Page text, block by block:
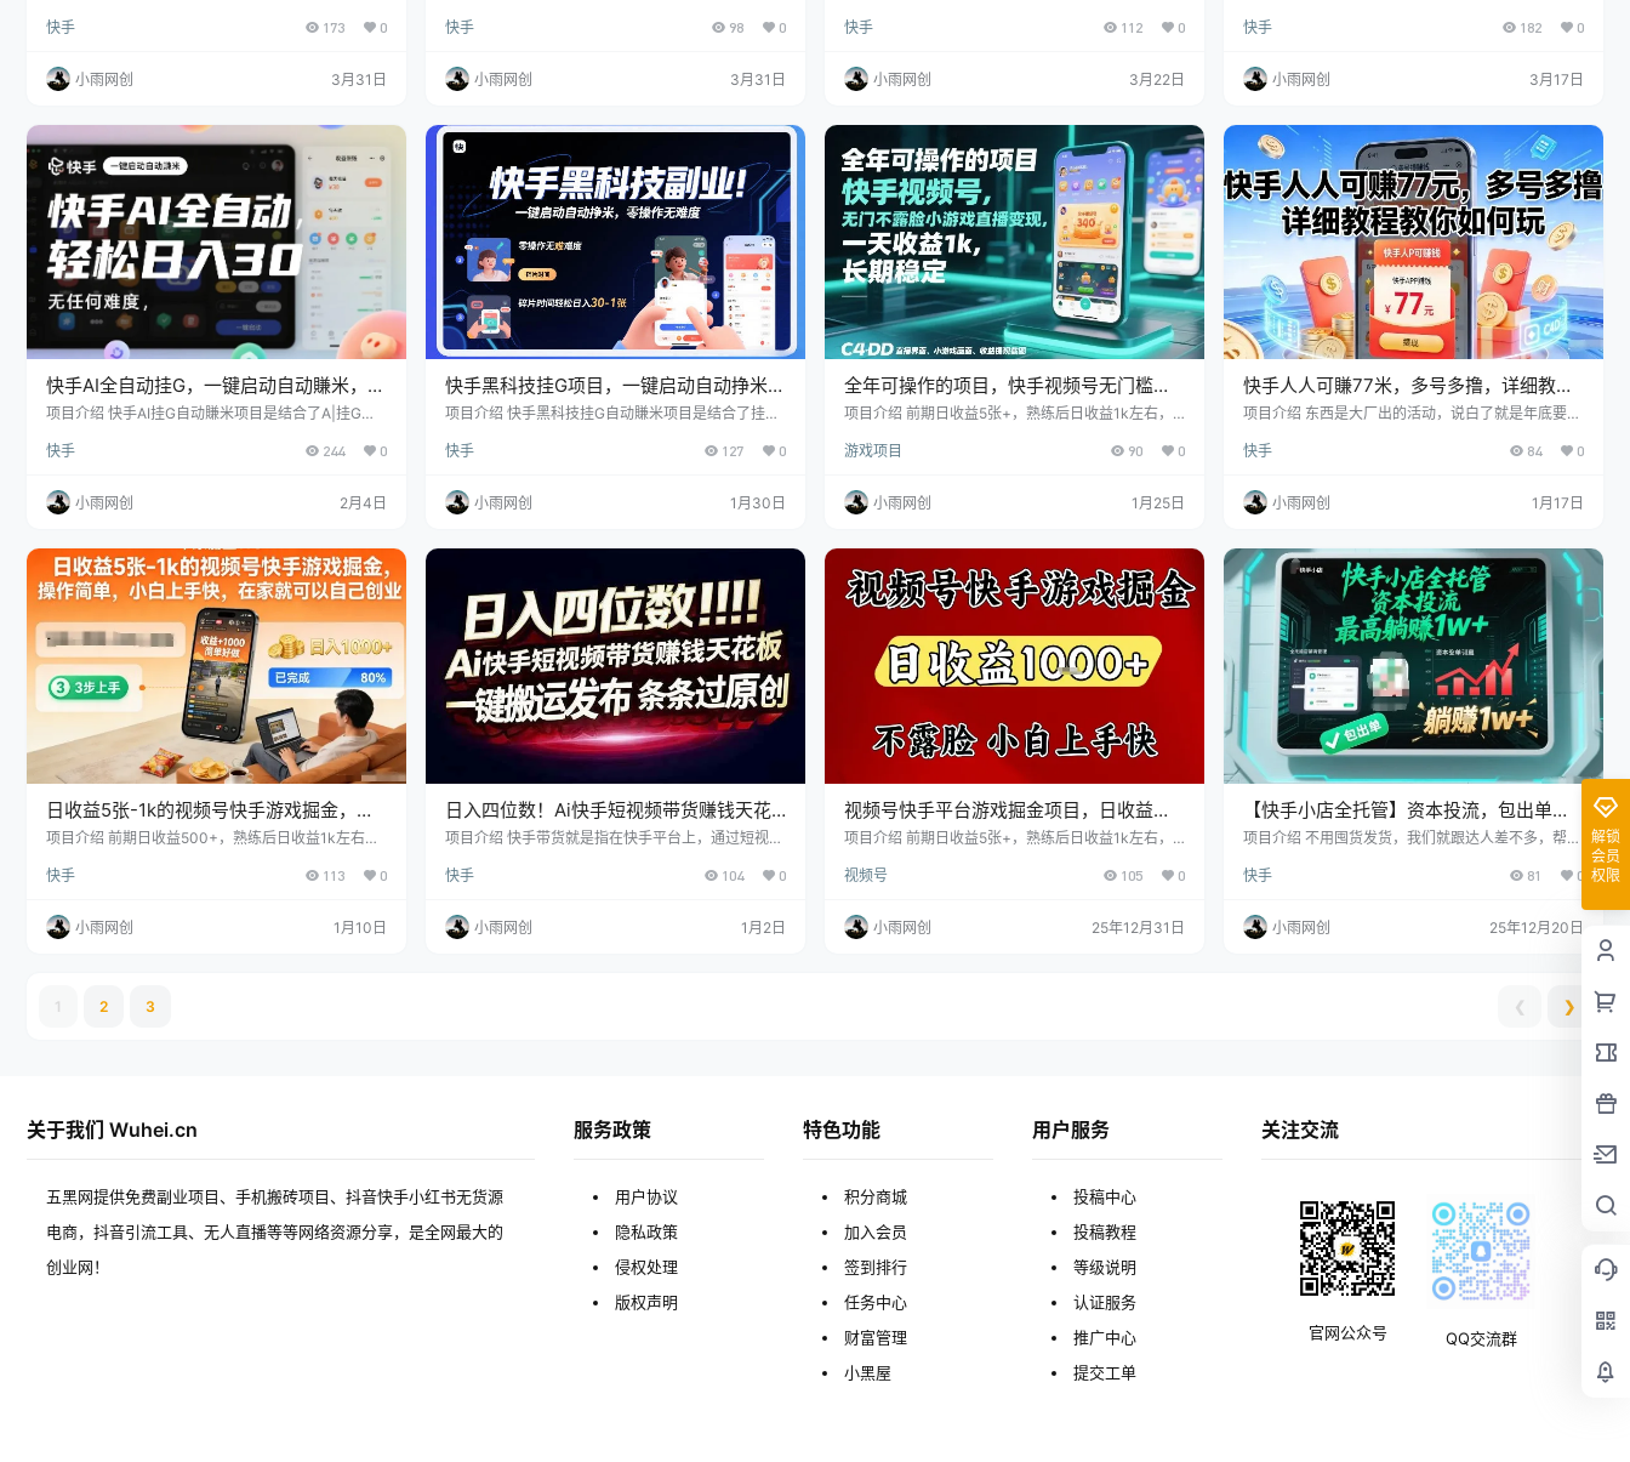
供“短剧/漫剧进行靠流量看广告变现，目前的短剧是
锁即可，只要用户看我们上传的短剧，通过看广告我
们就有广告收益分成，不需要用户付费，大大的提高
辑自动去发布到快手平台，特别好做无需切换登录，
视频处理和发布全部自动化…
快手 173 0
小雨网创 3月31日
直播带货，不需要真人出境，你只需要选好品，把直
以，完全不封号特别的省心省力完全靠自然流量，出
单非常快。
快手 98 0
小雨网创 3月31日
机构申请入口已经不再开放，所有人只能通过机构做
波内测以及对外开放的机构，所以可以带大家吃第一
波肉 目前单账号一个月的平均收益在200-600这个
也有小几千的收益 如果是电脑，能挂50个号起步，
一个月收益万元起…
快手 112 0
小雨网创 3月22日
品，从而賺取佣金，賺取收益的一个模式 项目优势
做 第二:前期不需要缴纳保证金，等到你需要去提现
的时候，才会让你缴纳保证金，大家完全可以等到那
这样也不影响资金周转 第三:黑科技一刀不剪纯搬运
玩法，咱们软件是一键进…
快手 182 0
小雨网创 3月17日
快手AI全自动挂G，一键启动自动賺米，无
任何难度，轻松日入30—1张
项目介绍 快手AI挂G自动賺米项目是结合了A|挂G技
来源，还有丰富的奖励机制，非常适合学生党宝妈群
能实现全天候收益，每天稳步产出，收入可达24米。
开通后即可享受快速提现的便利，轻松获取收益，无
告来增加收入。每日签到完成相关任务后，便可获得
固定收益，每天可賺取15…
快手 244 0
小雨网创 2月4日
快手黑科技挂G项目，一键启动自动挣米，
零操作无难度，碎片时间轻松日入30-1张
项目介绍 快手黑科技挂G自动賺米项目是结合了挂G
来源，还有丰富的奖屈机制，非常适合学生党宝妈群
手，就能实现全天候收益，每天稳步产出，收入可达
30-100。开通后即可享受快速提现的便利，轻松获
通过观看广告来增加收入。每日签到完成相关任务
快手 127 0
小雨网创 1月30日
全年可操作的项目，快手视频号无门槛不
露脸小游戏直播变现，一天收益1k，长期
项目介绍 前期日收益5张+，熟练后日收益1k左右，
两天上手，电脑最基本的即可，没有太高要求。 游戏
台存在，项目就会一直能做下去， 从25年10月份开
始，视频号所有收益全部云账户直接打款到自己支付
能拿结果，个人觉得賺钱没有那么难，如果你自己真
的有点悟性，找人…
游戏项目 90 0
小雨网创 1月25日
快手人人可賺77米，多号多撸，详细教程
教你如何玩
项目介绍 东西是大厂出的活动，说白了就是年底要做
哪个平台上面不让说，不过大家做的时候接验证码包
员，然后返2.1，一个小程序賺1块钱。一共11个小程
序，一共賺11块钱。一周可以做一次，到活动结束还
快手 84 0
小雨网创 1月17日
日收益5张-1k的视频号快手游戏掘金，操
作简单，小白上手快，在家就可以自己创
项目介绍 前期日收益500+，熟练后日收益1k左右，
两天上手，电脑最基本的即可，没有太高要求。 游戏
台存在，项目就会一直能做下去， 操作简单，只动动
鼠标选择对错即可，容易上手。 从25年10月份开
快手 113 0
小雨网创 1月10日
日入四位数！Ai快手短视频带货赚钱天花
板，长期稳定，一键搬运发布，条条过原
项目介绍 快手带货就是指在快手平台上，通过短视频
品，从而赚取佣金，赚取收益的一个模式 项目优势
以做 第二：前期不需要缴纳保证金，等到你需要去提
现的时候，才会让你缴纳保证金，大家完全可以等到
快手 104 0
小雨网创 1月2日
视频号快手平台游戏掘金项目，日收益
1k+，一台电脑在家就可以自己创业
项目介绍 前期日收益5张+，熟练后日收益1k左右，
两天上手，电脑最基本的即可，没有太高要求。 游戏
台存在，项目就会一直能做下去， 操作简单，只动动
鼠标选择对错即可，容易上手。 从25年10月份开
视频号 105 0
小雨网创 25年12月31日
【快手小店全托管】资本投流，包出单，
最高躺賺1w+
项目介绍 不用囤货发货，我们就跟达人差不多，帮商
流，平台也喜欢， 只要有订单成交，发货那都是商家
需耗费精力去四处拉人做推广，只要把制作好的视频
发布到平台上，就能享受平台给予的永久曝光流量扶
快手 81 0
小雨网创 25年12月20日
1 2 3 ❮ ❯
解锁
会员
权限
关于我们 Wuhei.cn
五黑网提供免费副业项目、手机搬砖项目、抖音快手小红书无货源
电商，抖音引流工具、无人直播等等网络资源分享，是全网最大的
创业网！
服务政策
用户协议
隐私政策
侵权处理
版权声明
特色功能
积分商城
加入会员
签到排行
任务中心
财富管理
小黑屋
用户服务
投稿中心
投稿教程
等级说明
认证服务
推广中心
提交工单
关注交流
官网公众号 QQ交流群